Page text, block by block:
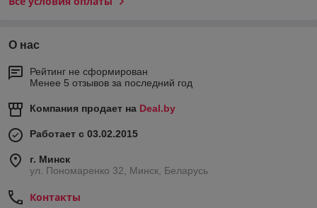
О нас
Рейтинг не сформирован
Менее 5 отзывов за последний год
Компания продает на Deal.by
Работает с 03.02.2015
г. Минск
ул. Пономаренко 32, Минск, Беларусь
Контакты